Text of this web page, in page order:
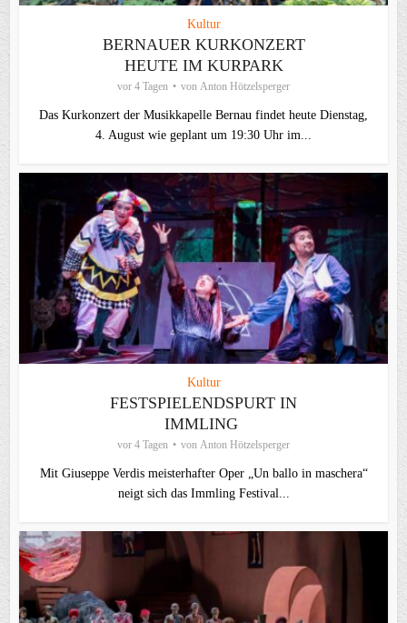
Kultur
BERNAUER KURKONZERT
HEUTE IM KURPARK
vor 4 Tagen von Anton Hötzelsperger
Das Kurkonzert der Musikkapelle Bernau findet heute Dienstag,
4. August wie geplant um 19:30 Uhr im...
Kultur
FESTSPIELENDSPURT IN
IMMLING
vor 4 Tagen von Anton Hötzelsperger
Mit Giuseppe Verdis meisterhafter Oper „Un ballo in maschera“
neigt sich das Immling Festival...